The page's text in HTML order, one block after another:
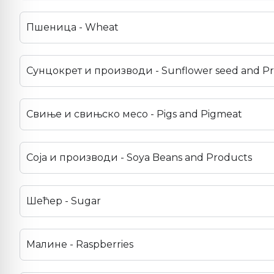
Пшеница - Wheat
Сунцокрет и производи - Sunflower seed and
Свиње и свињско месо - Pigs and Pigmeat
Соја и производи - Soya Beans and Products
Шећер - Sugar
Малине - Raspberries